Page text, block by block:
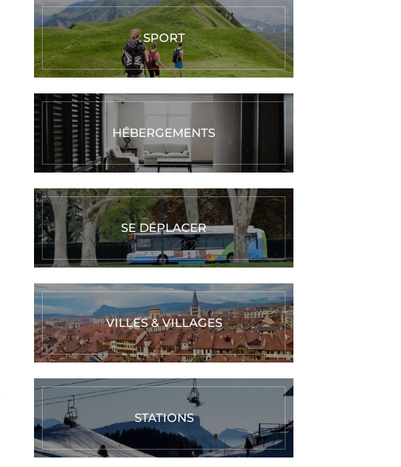
SPORT
HÉBERGEMENTS
SE DÉPLACER
VILLES & VILLAGES
STATIONS